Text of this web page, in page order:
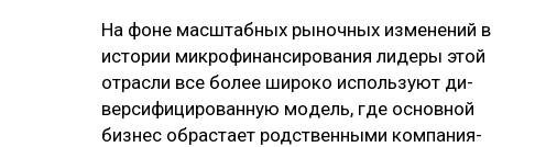
На фо­не мас­штаб­ных ры­ноч­ных из­ме­не­ний в
ис­то­рии мик­ро­фи­нан­си­ро­ва­ния ли­де­ры этой
от­рас­ли все бо­лее ши­ро­ко ис­поль­зуют ди­
вер­си­фи­ци­ро­ван­ную мо­дель, где ос­нов­ной
биз­нес об­рас­тает родс­твен­ны­ми ком­па­ния­